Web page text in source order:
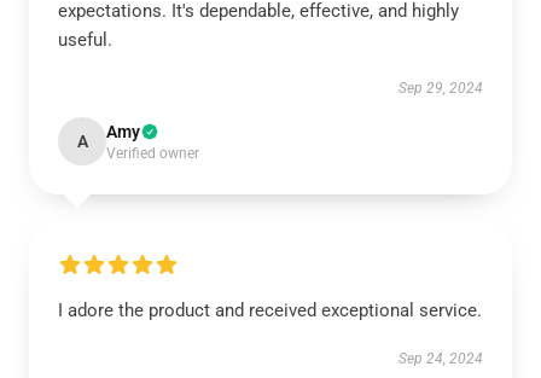
expectations. It's dependable, effective, and highly
useful.
Sep 29, 2024
A Amy
Verified owner
I adore the product and received exceptional service.
Sep 24, 2024